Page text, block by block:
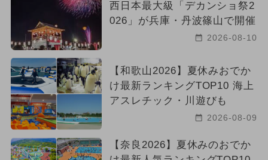
西日本最大級「デカンショ祭2
026」が兵庫・丹波篠山で開催
2026-08-10
【和歌山2026】夏休みおでか
け最新ランキングTOP10 海上
アスレチック・川遊びも
2026-08-09
【奈良2026】夏休みのおでか